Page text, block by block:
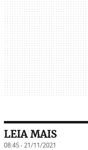
LEIA MAIS
08:45 - 21/11/2021